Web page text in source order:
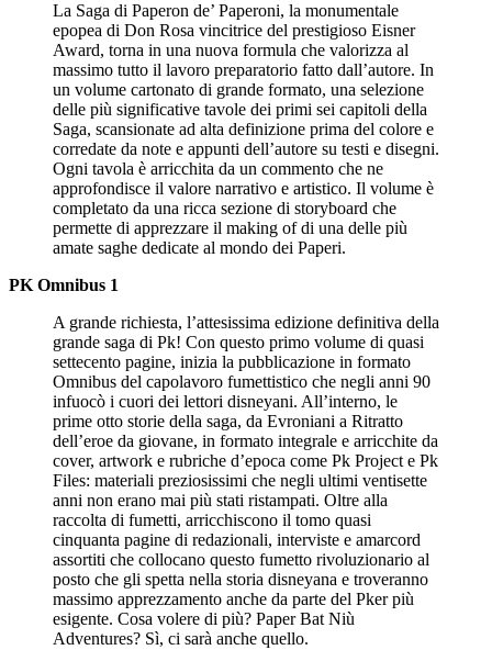
La Saga di Paperon de’ Paperoni, la monumentale
epopea di Don Rosa vincitrice del prestigioso Eisner
Award, torna in una nuova formula che valorizza al
massimo tutto il lavoro preparatorio fatto dall’autore. In
un volume cartonato di grande formato, una selezione
delle più significative tavole dei primi sei capitoli della
Saga, scansionate ad alta definizione prima del colore e
corredate da note e appunti dell’autore su testi e disegni.
Ogni tavola è arricchita da un commento che ne
approfondisce il valore narrativo e artistico. Il volume è
completato da una ricca sezione di storyboard che
permette di apprezzare il making of di una delle più
amate saghe dedicate al mondo dei Paperi.
PK Omnibus 1
A grande richiesta, l’attesissima edizione definitiva della
grande saga di Pk! Con questo primo volume di quasi
settecento pagine, inizia la pubblicazione in formato
Omnibus del capolavoro fumettistico che negli anni 90
infuocò i cuori dei lettori disneyani. All’interno, le
prime otto storie della saga, da Evroniani a Ritratto
dell’eroe da giovane, in formato integrale e arricchite da
cover, artwork e rubriche d’epoca come Pk Project e Pk
Files: materiali preziosissimi che negli ultimi ventisette
anni non erano mai più stati ristampati. Oltre alla
raccolta di fumetti, arricchiscono il tomo quasi
cinquanta pagine di redazionali, interviste e amarcord
assortiti che collocano questo fumetto rivoluzionario al
posto che gli spetta nella storia disneyana e troveranno
massimo apprezzamento anche da parte del Pker più
esigente. Cosa volere di più? Paper Bat Niù
Adventures? Sì, ci sarà anche quello.